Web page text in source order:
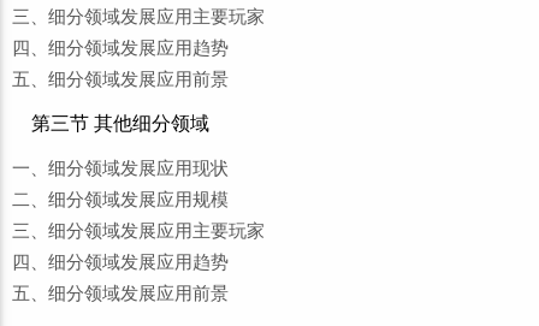
三、细分领域发展应用主要玩家
四、细分领域发展应用趋势
五、细分领域发展应用前景
第三节 其他细分领域
一、细分领域发展应用现状
二、细分领域发展应用规模
三、细分领域发展应用主要玩家
四、细分领域发展应用趋势
五、细分领域发展应用前景